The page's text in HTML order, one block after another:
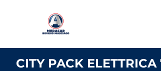
CITY PACK